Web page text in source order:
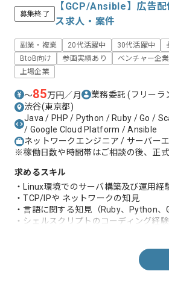
募集終了
【GCP/Ansible】広告配
ス求人・案件
副業・複業 20代活躍中 30代活躍中
BtoB向け
参画実績あり ベンチャー企業
上場企業
〜85万円／月 業務委託(フリーラ
渋谷(東京都)
Java / PHP / Python / Ruby / Go /
/ Google Cloud Platform / Ansible
ネットワークエンジニア / サーバー
※稼働日数や時間帯はご相談の後、正式
求めるスキル
・Linux環境でのサーバ構築及び運用経
・TCP/IPや ネットワークの知見
・言語に関する知見（Ruby、Python
・シェルスクリプトのコーディング経験